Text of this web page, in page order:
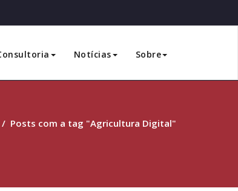
Notícias Sobre
/ Posts com a tag "Agricultura Digital"